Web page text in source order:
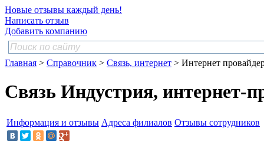
Новые отзывы каждый день!
Написать отзыв
Добавить компанию
Главная > Справочник > Связь, интернет > Интернет
Связь Индустрия, интернет-
Информация и отзывы Адреса филиалов Отзывы сотрудников